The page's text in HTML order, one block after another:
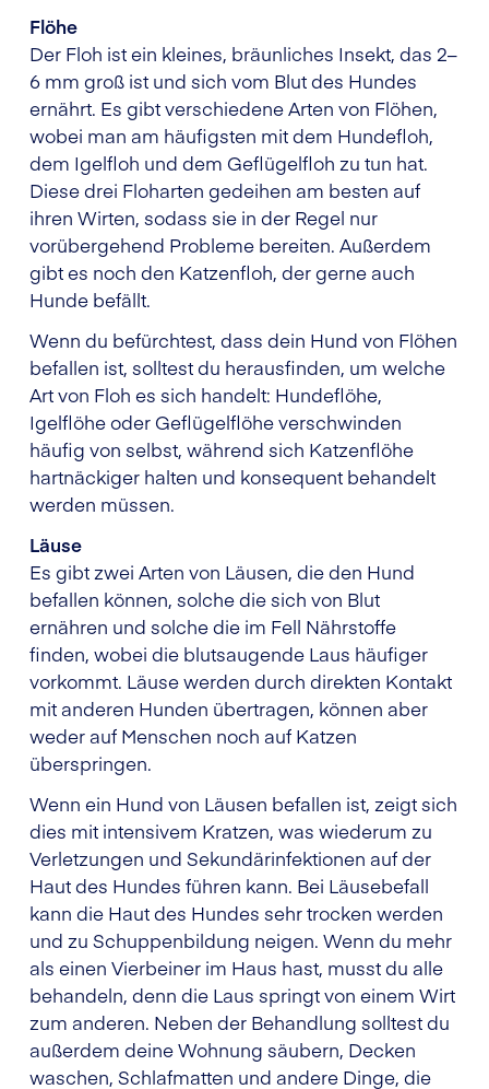
Flöhe
Der Floh ist ein kleines, bräunliches Insekt, das 2–
6 mm groß ist und sich vom Blut des Hundes
ernährt. Es gibt verschiedene Arten von Flöhen,
wobei man am häufigsten mit dem Hundefloh,
dem Igelfloh und dem Geflügelfloh zu tun hat.
Diese drei Floharten gedeihen am besten auf
ihren Wirten, sodass sie in der Regel nur
vorübergehend Probleme bereiten. Außerdem
gibt es noch den Katzenfloh, der gerne auch
Hunde befällt.
Wenn du befürchtest, dass dein Hund von Flöhen
befallen ist, solltest du herausfinden, um welche
Art von Floh es sich handelt: Hundeflöhe,
Igelflöhe oder Geflügelflöhe verschwinden
häufig von selbst, während sich Katzenflöhe
hartnäckiger halten und konsequent behandelt
werden müssen.
Läuse
Es gibt zwei Arten von Läusen, die den Hund
befallen können, solche die sich von Blut
ernähren und solche die im Fell Nährstoffe
finden, wobei die blutsaugende Laus häufiger
vorkommt. Läuse werden durch direkten Kontakt
mit anderen Hunden übertragen, können aber
weder auf Menschen noch auf Katzen
überspringen.
Wenn ein Hund von Läusen befallen ist, zeigt sich
dies mit intensivem Kratzen, was wiederum zu
Verletzungen und Sekundärinfektionen auf der
Haut des Hundes führen kann. Bei Läusebefall
kann die Haut des Hundes sehr trocken werden
und zu Schuppenbildung neigen. Wenn du mehr
als einen Vierbeiner im Haus hast, musst du alle
behandeln, denn die Laus springt von einem Wirt
zum anderen. Neben der Behandlung solltest du
außerdem deine Wohnung säubern, Decken
waschen, Schlafmatten und andere Dinge, die